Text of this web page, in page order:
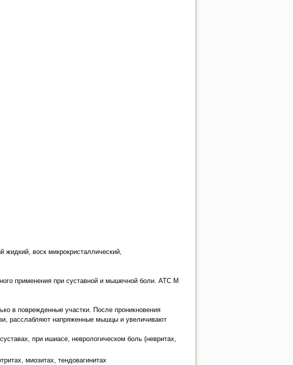
жидкий, воск микрокристаллический,
применения при суставной и мышечной боли. АТС М
в поврежденные участки. После проникновения
расслабляют напряженные мышцы и увеличивают
при ишиасе, неврологическом боль (невритах,
миозитах, тендовагинитах